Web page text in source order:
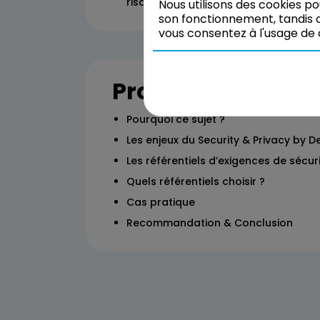
Programme
Pourquoi ce sujet ?
Les enjeux du Security & Privacy by
Les référentiels d’exigences de
Quels référentiels choisir ?
Cas pratique
Recommandation & Conclusion
Nous utilisons des cookies
son fonctionnement, tandis
vous consentez à l'usage